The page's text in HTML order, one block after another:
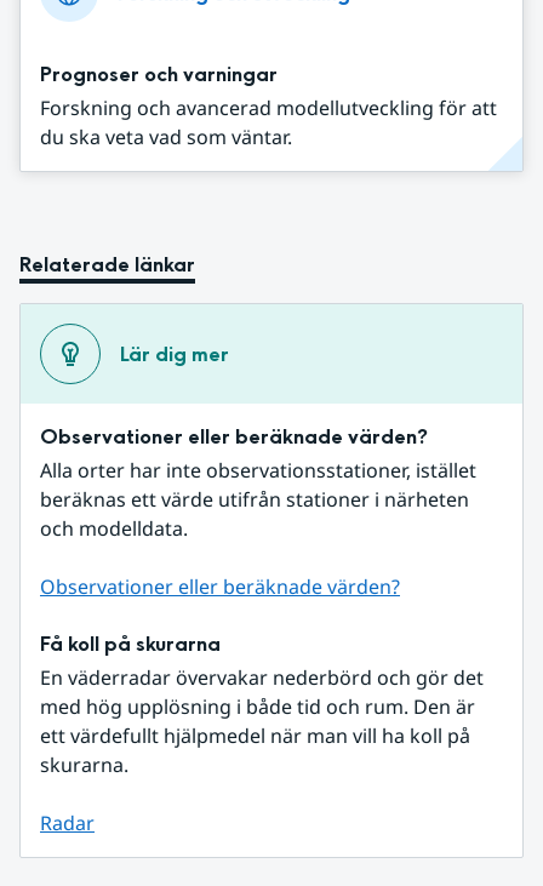
Prognoser och varningar
Forskning och avancerad modellutveckling för att
du ska veta vad som väntar.
Relaterade länkar
Lär dig mer
Observationer eller beräknade värden?
Alla orter har inte observationsstationer, istället
beräknas ett värde utifrån stationer i närheten
och modelldata.
Observationer eller beräknade värden?
Få koll på skurarna
En väderradar övervakar nederbörd och gör det
med hög upplösning i både tid och rum. Den är
ett värdefullt hjälpmedel när man vill ha koll på
skurarna.
Radar